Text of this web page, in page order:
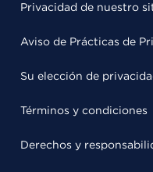
Privacidad de nuestro
Aviso de Prácticas de
Su elección de
Términos y condiciones
Derechos y